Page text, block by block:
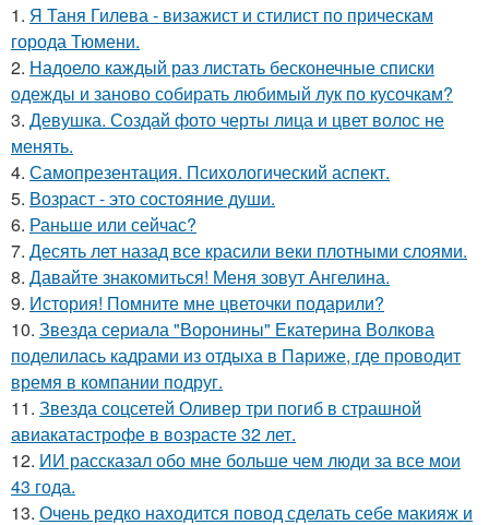
1. Я Таня Гилева - визажист и стилист по прическам
города Тюмени.
2. Надоело каждый раз листать бесконечные списки
одежды и заново собирать любимый лук по кусочкам?
3. Девушка. Создай фото черты лица и цвет волос не
менять.
4. Самопрезентация. Психологический аспект.
5. Возраст - это состояние души.
6. Раньше или сейчас?
7. Десять лет назад все красили веки плотными слоями.
8. Давайте знакомиться! Меня зовут Ангелина.
9. История! Помните мне цветочки подарили?
10. Звезда сериала "Воронины" Екатерина Волкова
поделилась кадрами из отдыха в Париже, где проводит
время в компании подруг.
11. Звезда соцсетей Оливер три погиб в страшной
авиакатастрофе в возрасте 32 лет.
12. ИИ рассказал обо мне больше чем люди за все мои
43 года.
13. Очень редко находится повод сделать себе макияж и